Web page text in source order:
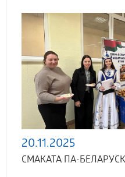
20.11.2025
СМАКАТА ПА-